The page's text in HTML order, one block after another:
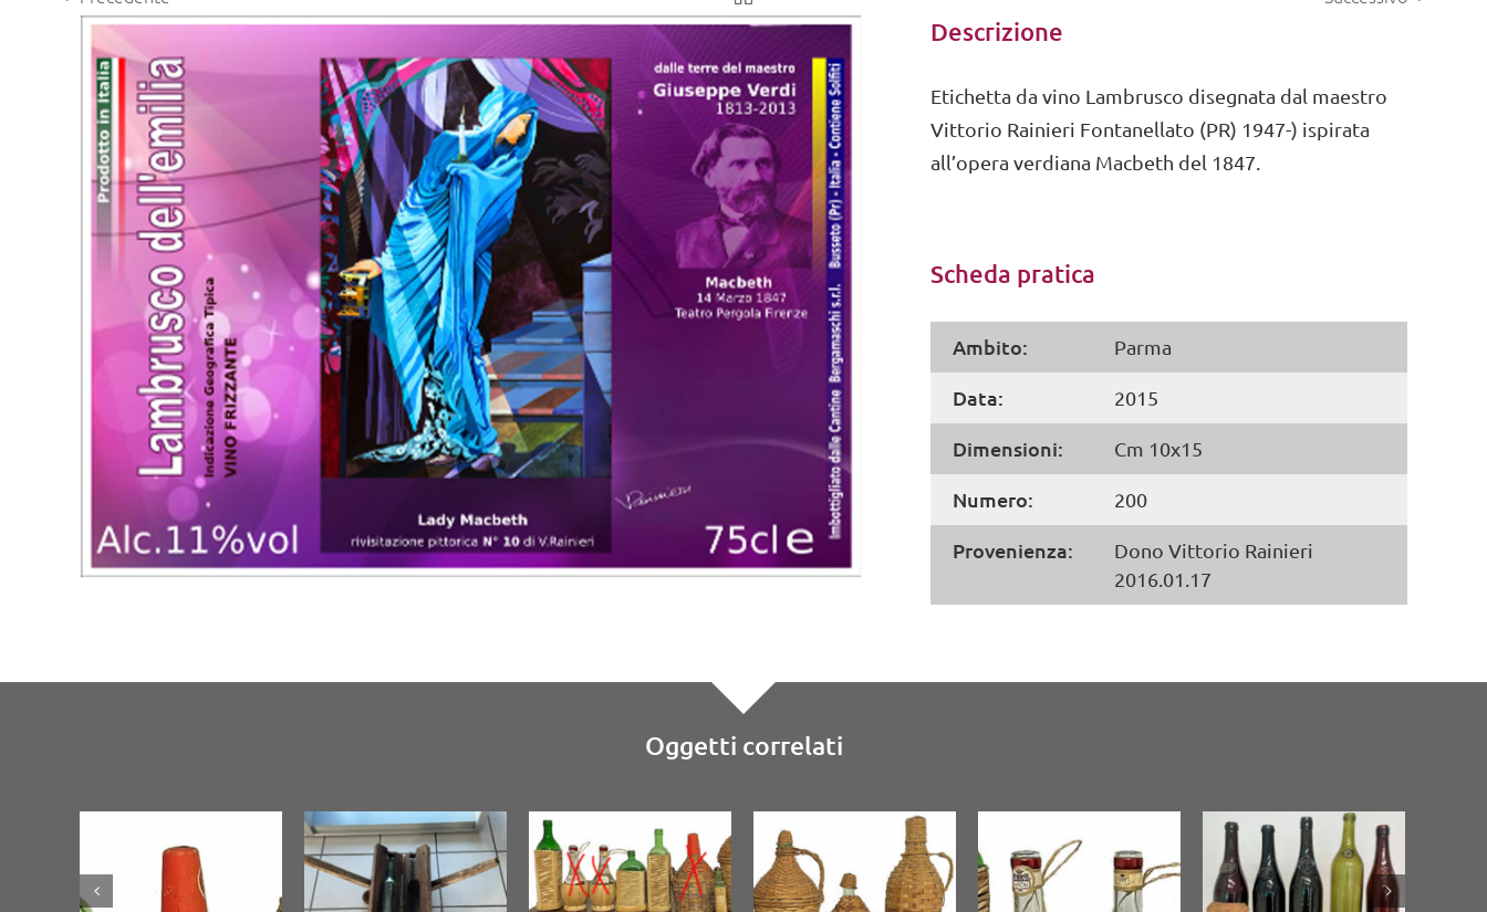
View
Larger
Image
Descrizione
Etichetta da vino Lambrusco disegnata dal maestro
Vittorio Rainieri Fontanellato (PR) 1947-) ispirata
all’opera verdiana Macbeth del 1847.
Scheda pratica
Ambito: Parma
Data: 2015
Dimensioni: Cm 10x15
Numero: 200
Provenienza:
Dono Vittorio Rainieri
2016.01.17
Oggetti correlati